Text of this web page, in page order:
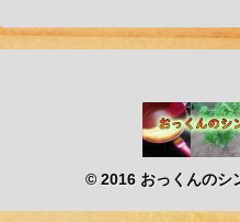
© 2016 おっくんのシ